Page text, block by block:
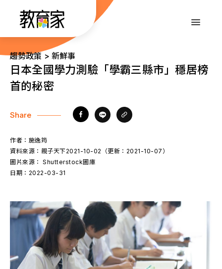
內
::: 趨勢政策 > 新鮮事
日本全國學力測驗「學霸三縣市」穩居榜
首的秘密
Share
作者： 施逸筠
資料來源： 親子天下2021-10-02（更新：2021-10-07）
圖片來源： Shutterstock圖庫
日期： 2022-03-31